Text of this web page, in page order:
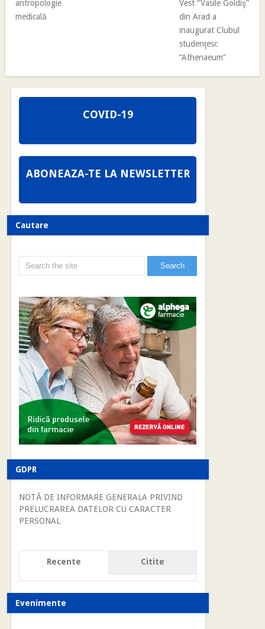
antropologie
medicală
Vest “Vasile Goldiş”
din Arad a
inaugurat Clubul
studenţesc
“Athenaeum”
COVID-19
ABONEAZA-TE LA NEWSLETTER
Cautare
GDPR
NOTĂ DE INFORMARE GENERALA PRIVIND
PRELUCRAREA DATELOR CU CARACTER
PERSONAL
Recente Citite
Evenimente